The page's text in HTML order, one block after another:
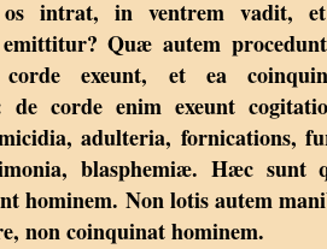
intrat, in ventrem vadit,
emittitur? Quæ autem
exeunt, et ea
de corde enim exeunt
adulteria, fornications,
blasphemiæ. Hæc sunt
hominem. Non lotis autem
non coinquinat hominem.